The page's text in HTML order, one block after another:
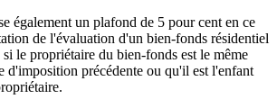
également un plafond de 5 pour cent en ce
de l'évaluation d'un bien-fonds résidentiel
le propriétaire du bien-fonds est le même
d'imposition précédente ou qu'il est l'enfant